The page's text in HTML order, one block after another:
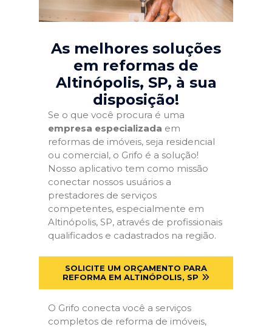
As melhores soluções
em reformas de
Altinópolis, SP, à sua
disposição!
Se o que você procura é uma
empresa especializada em
reformas de imóveis, seja residencial
ou comercial, o Grifo é a solução!
Nosso aplicativo tem como missão
conectar nossos usuários a
prestadores de serviços
competentes, especialmente em
Altinópolis, SP, através de profissionais
qualificados e cadastrados na região.
SOLICITE UM ORÇAMENTO PARA
REFORMA EM ALTINÓPOLIS, SP
O Grifo conecta você a serviços
completos de reforma de imóveis,